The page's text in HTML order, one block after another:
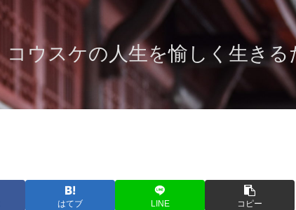
コウスケの人生を愉しく生きる
はてブ LINE コピー